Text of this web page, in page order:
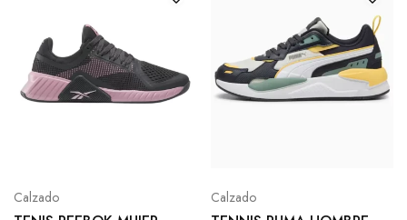
Calzado Calzado